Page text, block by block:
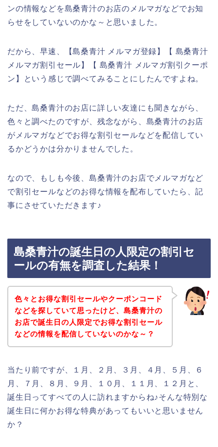
ンの情報などを島桑青汁のお店のメルマガなどでお知
らせをしていないのかな～と思いました。
だから、早速、【島桑青汁 メルマガ登録】【 島桑青汁
メルマガ割引セール】【 島桑青汁 メルマガ割引クーポ
ン】という感じで調べてみることにしたんですよね。
ただ、島桑青汁のお店に詳しい友達にも聞きながら、
色々と調べたのですが、残念ながら、島桑青汁のお店
がメルマガなどでお得な割引セールなどを配信してい
るかどうかは分かりませんでした。
なので、もしも今後、島桑青汁のお店でメルマガなど
で割引セールなどのお得な情報を配布していたら、記
事にさせていただきます♪
島桑青汁の誕生日の人限定の割引セ
ールの有無を調査した結果！
色々とお得な割引セールやクーポンコード
などを探していて思ったけど、島桑青汁の
お店で誕生日の人限定でお得な割引セール
などの情報を配信していないのかな～？
当たり前ですが、１月、２月、３月、４月、５月、６
月、７月、８月、９月、１０月、１１月、１２月と、
誕生日ってすべての人に訪れますからね♪そんな特別な
誕生日に何かお得な特典があってもいいと思いません
か？